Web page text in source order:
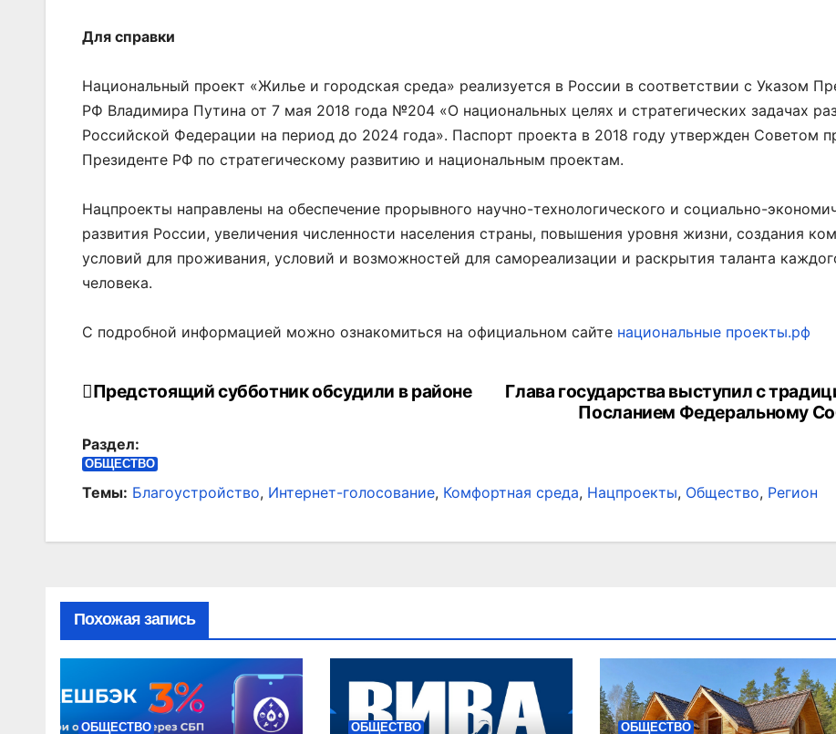
Для справки
Национальный проект «Жилье и городская среда» реализуется в России в соответствии с Указом
РФ Владимира Путина от 7 мая 2018 года №204 «О национальных целях и стратегических задачах
Российской Федерации на период до 2024 года». Паспорт проекта в 2018 году утвержден Советом
Президенте РФ по стратегическому развитию и национальным проектам.
Нацпроекты направлены на обеспечение прорывного научно-технологического и социально-
развития России, увеличения численности населения страны, повышения уровня жизни, создания
условий для проживания, условий и возможностей для самореализации и раскрытия таланта
человека.
С подробной информацией можно ознакомиться на официальном сайте национальные проекты.рф
Навигация
по
записям
Глава государства выступил с
Посланием Федеральному
Предстоящий субботник обсудили в районе
Раздел:
ОБЩЕСТВО
Темы: Благоустройство, Интернет-голосование, Комфортная среда, Нацпроекты, Общество, Регион
Похожая запись
ОБЩЕСТВО ОБЩЕСТВО ОБЩЕСТВО